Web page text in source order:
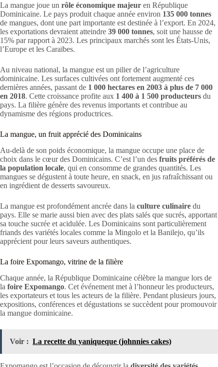
La mangue joue un rôle économique majeur en République
Dominicaine. Le pays produit chaque année environ 135 000 tonnes
de mangues, dont une part importante est destinée à l’export. En 2024,
les exportations devraient atteindre 39 000 tonnes, soit une hausse de
15% par rapport à 2023. Les principaux marchés sont les États-Unis,
l’Europe et les Caraïbes.
Au niveau national, la mangue est un pilier de l’agriculture
dominicaine. Les surfaces cultivées ont fortement augmenté ces
dernières années, passant de 1 000 hectares en 2003 à plus de 7 000
en 2018. Cette croissance profite aux 1 400 à 1 500 producteurs du
pays. La filière génère des revenus importants et contribue au
dynamisme des régions productrices.
La mangue, un fruit apprécié des Dominicains
Au-delà de son poids économique, la mangue occupe une place de
choix dans le cœur des Dominicains. C’est l’un des fruits préférés de
la population locale, qui en consomme de grandes quantités. Les
mangues se dégustent à toute heure, en snack, en jus rafraîchissant ou
en ingrédient de desserts savoureux.
La mangue est profondément ancrée dans la culture culinaire du
pays. Elle se marie aussi bien avec des plats salés que sucrés, apportant
sa touche sucrée et acidulée. Les Dominicains sont particulièrement
friands des variétés locales comme la Mingolo et la Banilejo, qu’ils
apprécient pour leurs saveurs authentiques.
La foire Expomango, vitrine de la filière
Chaque année, la République Dominicaine célèbre la mangue lors de
la foire Expomango. Cet événement met à l’honneur les producteurs,
les exportateurs et tous les acteurs de la filière. Pendant plusieurs jours,
expositions, conférences et dégustations se succèdent pour promouvoir
la mangue dominicaine.
Voir : La recette du yaniqueque (johnnies cakes)